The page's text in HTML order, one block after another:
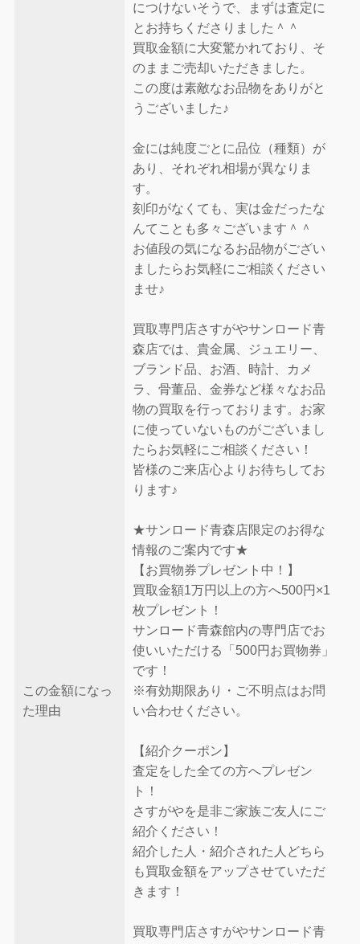
この金額になっ
た理由
につけないそうで、まずは査定に
とお持ちくださりました＾＾
買取金額に大変驚かれており、そ
のままご売却いただきました。
この度は素敵なお品物をありがと
うございました♪
金には純度ごとに品位（種類）が
あり、それぞれ相場が異なりま
す。
刻印がなくても、実は金だったな
んてことも多々ございます＾＾
お値段の気になるお品物がござい
ましたらお気軽にご相談ください
ませ♪
買取専門店さすがやサンロード青
森店では、貴金属、ジュエリー、
ブランド品、お酒、時計、カメ
ラ、骨董品、金券など様々なお品
物の買取を行っております。お家
に使っていないものがございまし
たらお気軽にご相談ください！
皆様のご来店心よりお待ちしてお
ります♪
★サンロード青森店限定のお得な
情報のご案内です★
【お買物券プレゼント中！】
買取金額1万円以上の方へ500円×1
枚プレゼント！
サンロード青森館内の専門店でお
使いいただける「500円お買物券」
です！
※有効期限あり・ご不明点はお問
い合わせください。
【紹介クーポン】
査定をした全ての方へプレゼン
ト！
さすがやを是非ご家族ご友人にご
紹介ください！
紹介した人・紹介された人どちら
も買取金額をアップさせていただ
きます！
買取専門店さすがやサンロード青